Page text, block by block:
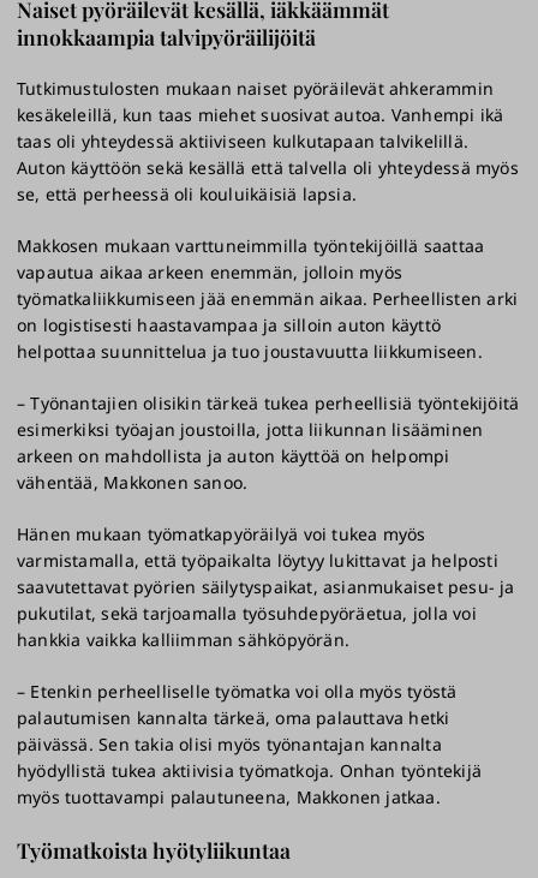
Naiset pyöräilevät kesällä, iäkkäämmät
innokkaampia talvipyöräilijöitä
Tutkimustulosten mukaan naiset pyöräilevät ahkerammin
kesäkeleillä, kun taas miehet suosivat autoa. Vanhempi ikä
taas oli yhteydessä aktiiviseen kulkutapaan talvikelillä.
Auton käyttöön sekä kesällä että talvella oli yhteydessä myös
se, että perheessä oli kouluikäisiä lapsia.
Makkosen mukaan varttuneimmilla työntekijöillä saattaa
vapautua aikaa arkeen enemmän, jolloin myös
työmatkaliikkumiseen jää enemmän aikaa. Perheellisten arki
on logistisesti haastavampaa ja silloin auton käyttö
helpottaa suunnittelua ja tuo joustavuutta liikkumiseen.
– Työnantajien olisikin tärkeä tukea perheellisiä työntekijöitä
esimerkiksi työajan joustoilla, jotta liikunnan lisääminen
arkeen on mahdollista ja auton käyttöä on helpompi
vähentää, Makkonen sanoo.
Hänen mukaan työmatkapyöräilyä voi tukea myös
varmistamalla, että työpaikalta löytyy lukittavat ja helposti
saavutettavat pyörien säilytyspaikat, asianmukaiset pesu- ja
pukutilat, sekä tarjoamalla työsuhdepyöräetua, jolla voi
hankkia vaikka kalliimman sähköpyörän.
– Etenkin perheelliselle työmatka voi olla myös työstä
palautumisen kannalta tärkeä, oma palauttava hetki
päivässä. Sen takia olisi myös työnantajan kannalta
hyödyllistä tukea aktiivisia työmatkoja. Onhan työntekijä
myös tuottavampi palautuneena, Makkonen jatkaa.
Työmatkoista hyötyliikuntaa